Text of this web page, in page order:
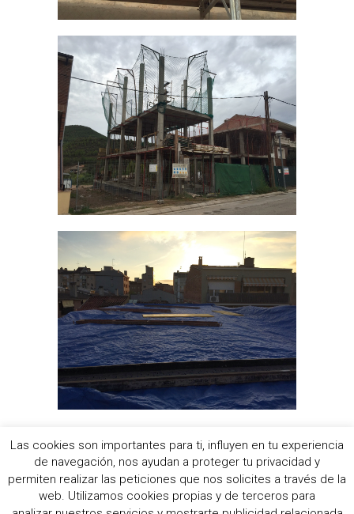
Aviso Legal/Política de cookies/Política de Privacidad
Política de RRSS
Las cookies son importantes para ti, influyen en tu experiencia
de navegación, nos ayudan a proteger tu privacidad y
permiten realizar las peticiones que nos solicites a través de la
web. Utilizamos cookies propias y de terceros para